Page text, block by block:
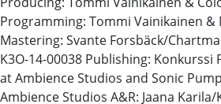
Programming: Tommi Vainikainen &
Mastering: Svante Forsbäck/
K3O-14-00038 Publishing: Konkurssi
at Ambience Studios and Sonic
Ambience Studios A&R: Jaana